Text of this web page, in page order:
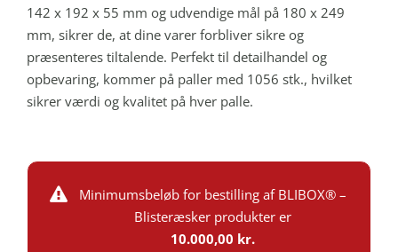
142 x 192 x 55 mm og udvendige mål på 180 x 249
mm, sikrer de, at dine varer forbliver sikre og
præsenteres tiltalende. Perfekt til detailhandel og
opbevaring, kommer på paller med 1056 stk., hvilket
sikrer værdi og kvalitet på hver palle.
Minimumsbeløb for bestilling af BLIBOX® –
Blisteræsker produkter er
10.000,00 kr.